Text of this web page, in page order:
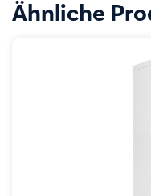
Ähnliche